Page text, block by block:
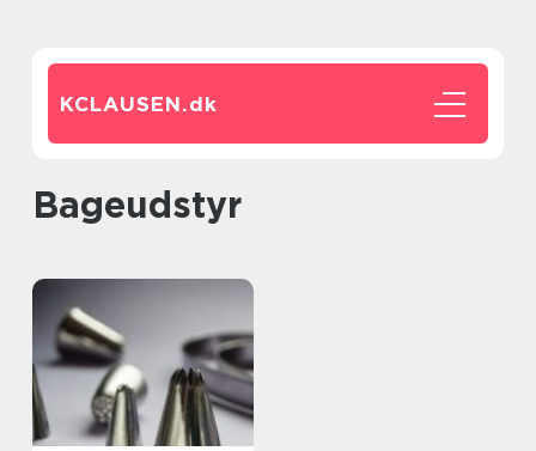
KCLAUSEN.dk
Bageudstyr